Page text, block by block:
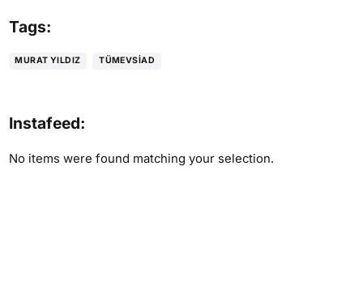
Tags:
MURAT YILDIZ TÜMEVSIAD
Instafeed:
No items were found matching your selection.